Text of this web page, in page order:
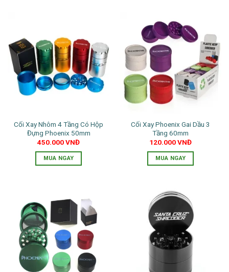
nhiều
biến
thể.
Các
tùy
được
chọn
trên
trang
có
nhiều
biến
thể.
Các
tùy
chọn
có
được
chọn
trên
trang
Cối Xay Nhôm 4 Tầng Có Hộp
Đựng Phoenix 50mm
450.000VNĐ
MUA NGAY
có
nhiều
biến
thể.
Các
tùy
chọn
Cối Xay Phoenix Gai Dầu 3
Tầng 60mm
120.000VNĐ
MUA NGAY
này
nhiều
biến
thể.
Các